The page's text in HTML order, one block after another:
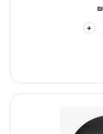
₪
+